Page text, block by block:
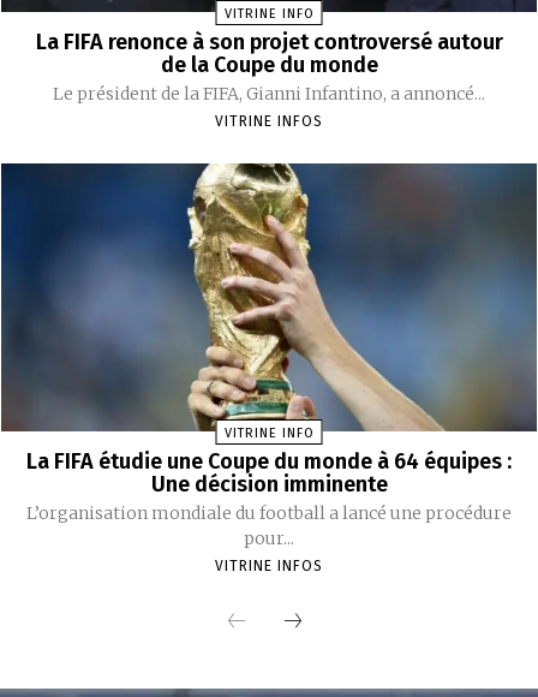
VITRINE INFO
La FIFA renonce à son projet controversé autour
de la Coupe du monde
Le président de la FIFA, Gianni Infantino, a annoncé...
VITRINE INFOS
VITRINE INFO
La FIFA étudie une Coupe du monde à 64 équipes :
Une décision imminente
L’organisation mondiale du football a lancé une procédure
pour...
VITRINE INFOS